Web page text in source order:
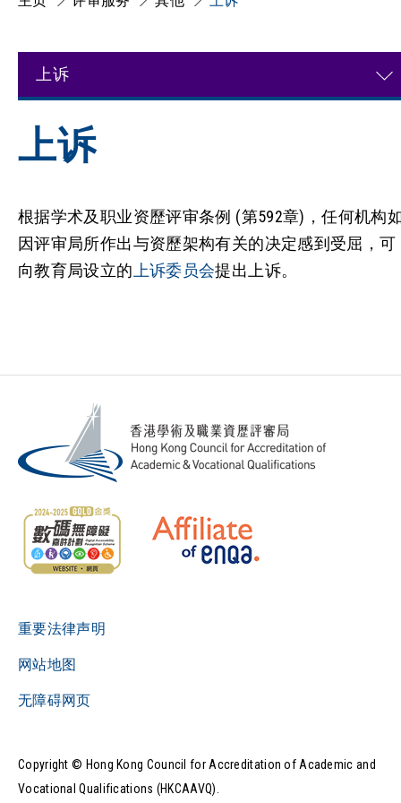
上诉
上诉
根据学术及职业资歷评审条例 (第592章)，任何机构
因评审局所作出与资歷架构有关的决定感到受屈，可
向教育局设立的 上诉委员会提出上诉。
重要法律声明
网站地图
无障碍网页
Copyright © Hong Kong Council for Accreditation of Academic and
Vocational Qualifications (HKCAAVQ).